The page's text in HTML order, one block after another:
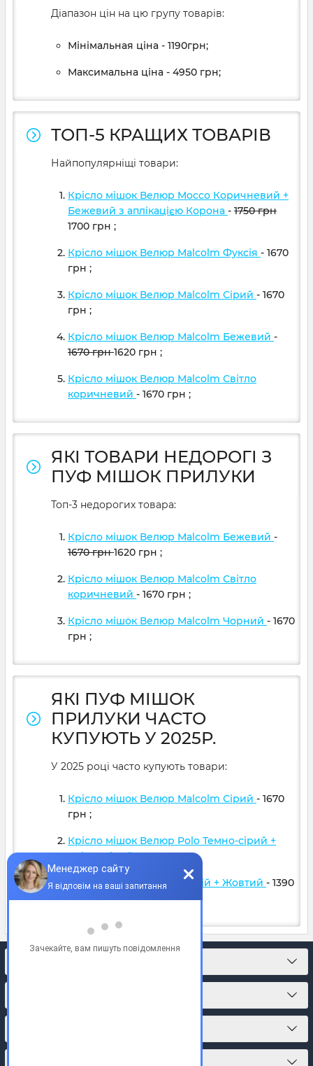
Діапазон цін на цю групу товарів:
Мінімальная ціна - 1190грн;
Максимальна ціна - 4950 грн;
ТОП-5 КРАЩИХ ТОВАРІВ
Найпопулярніщі товари:
Крісло мішок Велюр Mocco Коричневий +
Бежевий з аплікацією Корона - 1750грн
1700 грн ;
Крісло мішок Велюр Malcolm Фуксія - 1670
грн ;
Крісло мішок Велюр Malcolm Сірий - 1670
грн ;
Крісло мішок Велюр Malcolm Бежевий -
1670грн1620 грн ;
Крісло мішок Велюр Malcolm Світло
коричневий - 1670 грн ;
ЯКІ ТОВАРИ НЕДОРОГІ З
ПУФ МІШОК ПРИЛУКИ
Топ-3 недорогих товара:
Крісло мішок Велюр Malcolm Бежевий -
1670грн1620 грн ;
Крісло мішок Велюр Malcolm Світло
коричневий - 1670 грн ;
Крісло мішок Велюр Malcolm Чорний - 1670
грн ;
ЯКІ ПУФ МІШОК
ПРИЛУКИ ЧАСТО
КУПУЮТЬ У 2025Р.
У 2025 році часто купують товари:
Крісло мішок Велюр Malcolm Сірий - 1670
грн ;
Крісло мішок Велюр Polo Темно-сірий +
Світло сірий- 1599грн;
Крісло м'яч Оксфорд Синій + Жовтий - 1390
грн;